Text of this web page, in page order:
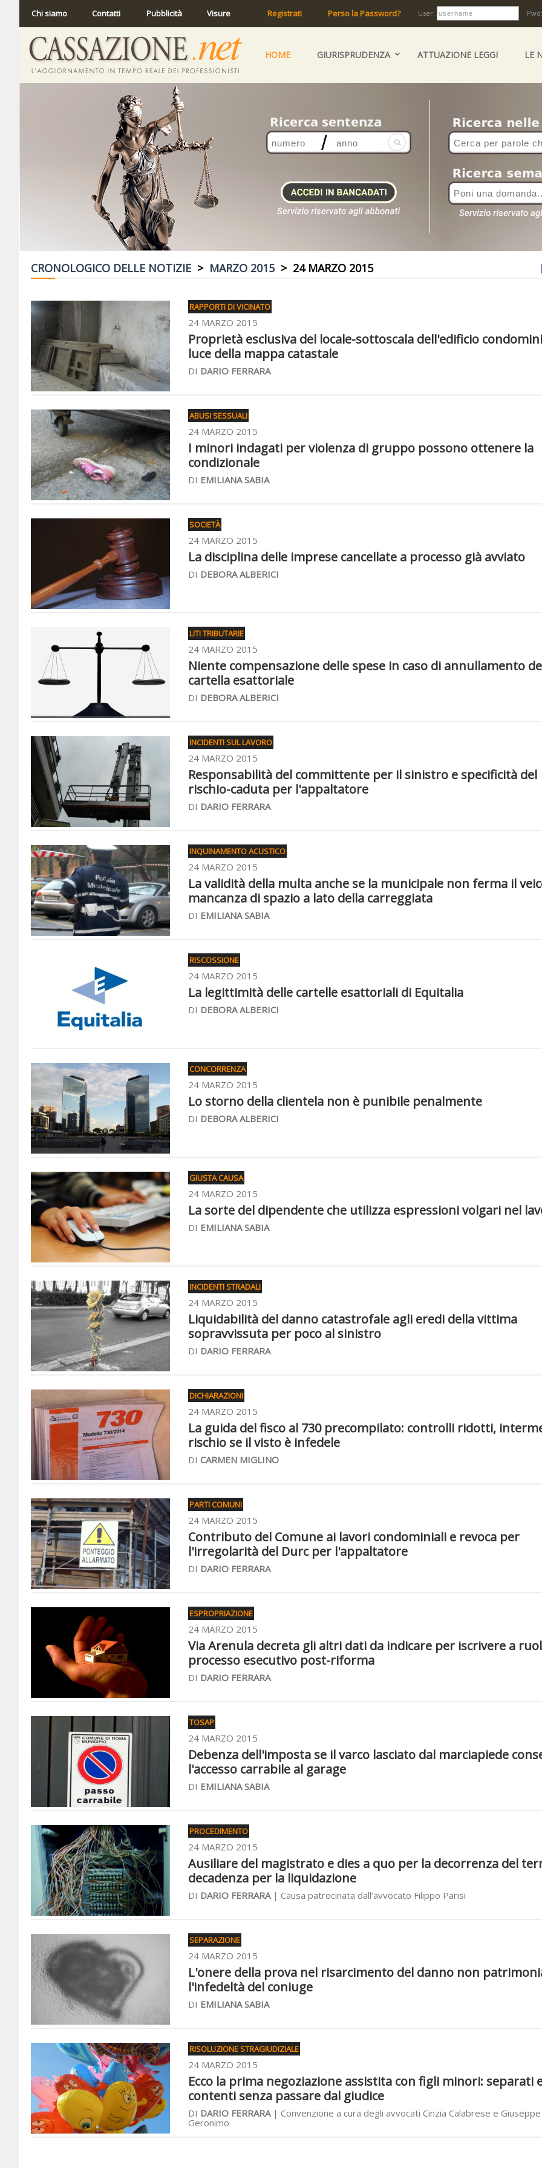
Chi siamo Contatti Pubblicità Visure Registrati Perso la Password? User:
HOME GIURISPRUDENZA ATTUAZIONE LEGGI LE
CRONOLOGICO DELLE NOTIZIE > MARZO 2015> 24 MARZO 2015
RAPPORTI DI VICINATO
24 MARZO 2015
Proprietà esclusiva del locale-sottoscala dell'edificio
luce della mappa catastale
DI DARIO FERRARA
ABUSI SESSUALI
24 MARZO 2015
I minori indagati per violenza di gruppo possono ottenere la
condizionale
DI EMILIANA SABIA
SOCIETÀ
24 MARZO 2015
La disciplina delle imprese cancellate a processo già avviato
DI DEBORA ALBERICI
LITI TRIBUTARIE
24 MARZO 2015
Niente compensazione delle spese in caso di annullamento
cartella esattoriale
DI DEBORA ALBERICI
INCIDENTI SUL LAVORO
24 MARZO 2015
Responsabilità del committente per il sinistro e specificità del
rischio-caduta per l'appaltatore
DI DARIO FERRARA
INQUINAMENTO ACUSTICO
24 MARZO 2015
La validità della multa anche se la municipale non ferma il
mancanza di spazio a lato della carreggiata
DI EMILIANA SABIA
RISCOSSIONE
24 MARZO 2015
La legittimità delle cartelle esattoriali di Equitalia
DI DEBORA ALBERICI
CONCORRENZA
24 MARZO 2015
Lo storno della clientela non è punibile penalmente
DI DEBORA ALBERICI
GIUSTA CAUSA
24 MARZO 2015
La sorte del dipendente che utilizza espressioni volgari nel
DI EMILIANA SABIA
INCIDENTI STRADALI
24 MARZO 2015
Liquidabilità del danno catastrofale agli eredi della vittima
sopravvissuta per poco al sinistro
DI DARIO FERRARA
DICHIARAZIONI
24 MARZO 2015
La guida del fisco al 730 precompilato: controlli ridotti,
rischio se il visto è infedele
DI CARMEN MIGLINO
PARTI COMUNI
24 MARZO 2015
Contributo del Comune ai lavori condominiali e revoca per
l'irregolarità del Durc per l'appaltatore
DI DARIO FERRARA
ESPROPRIAZIONE
24 MARZO 2015
Via Arenula decreta gli altri dati da indicare per iscrivere a
processo esecutivo post-riforma
DI DARIO FERRARA
TOSAP
24 MARZO 2015
Debenza dell'imposta se il varco lasciato dal marciapiede
l'accesso carrabile al garage
DI EMILIANA SABIA
PROCEDIMENTO
24 MARZO 2015
Ausiliare del magistrato e dies a quo per la decorrenza del
decadenza per la liquidazione
DI DARIO FERRARA| Causa patrocinata dall’avvocato Filippo Parisi
SEPARAZIONE
24 MARZO 2015
L'onere della prova nel risarcimento del danno non
l'infedeltà del coniuge
DI EMILIANA SABIA
RISOLUZIONE STRAGIUDIZIALE
24 MARZO 2015
Ecco la prima negoziazione assistita con figli minori: separati
contenti senza passare dal giudice
DI DARIO FERRARA| Convenzione a cura degli avvocati Cinzia Calabrese e
Geronimo